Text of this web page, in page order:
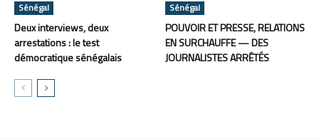
Sénégal
Deux interviews, deux
arrestations : le test
démocratique sénégalais
Sénégal
POUVOIR ET PRESSE, RELATIONS
EN SURCHAUFFE — DES
JOURNALISTES ARRÊTÉS